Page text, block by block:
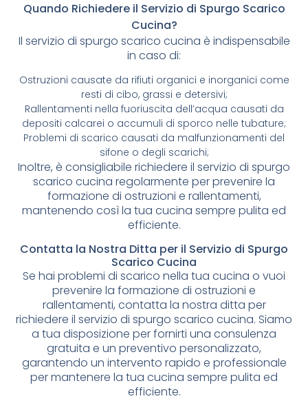
Quando Richiedere il Servizio di Spurgo Scarico
Cucina?
Il servizio di spurgo scarico cucina è indispensabile
in caso di:
Ostruzioni causate da rifiuti organici e inorganici come
resti di cibo, grassi e detersivi;
Rallentamenti nella fuoriuscita dell’acqua causati da
depositi calcarei o accumuli di sporco nelle tubature;
Problemi di scarico causati da malfunzionamenti del
sifone o degli scarichi;
Inoltre, è consigliabile richiedere il servizio di spurgo
scarico cucina regolarmente per prevenire la
formazione di ostruzioni e rallentamenti,
mantenendo così la tua cucina sempre pulita ed
efficiente.
Contatta la Nostra Ditta per il Servizio di Spurgo
Scarico Cucina
Se hai problemi di scarico nella tua cucina o vuoi
prevenire la formazione di ostruzioni e
rallentamenti, contatta la nostra ditta per
richiedere il servizio di spurgo scarico cucina. Siamo
a tua disposizione per fornirti una consulenza
gratuita e un preventivo personalizzato,
garantendo un intervento rapido e professionale
per mantenere la tua cucina sempre pulita ed
efficiente.